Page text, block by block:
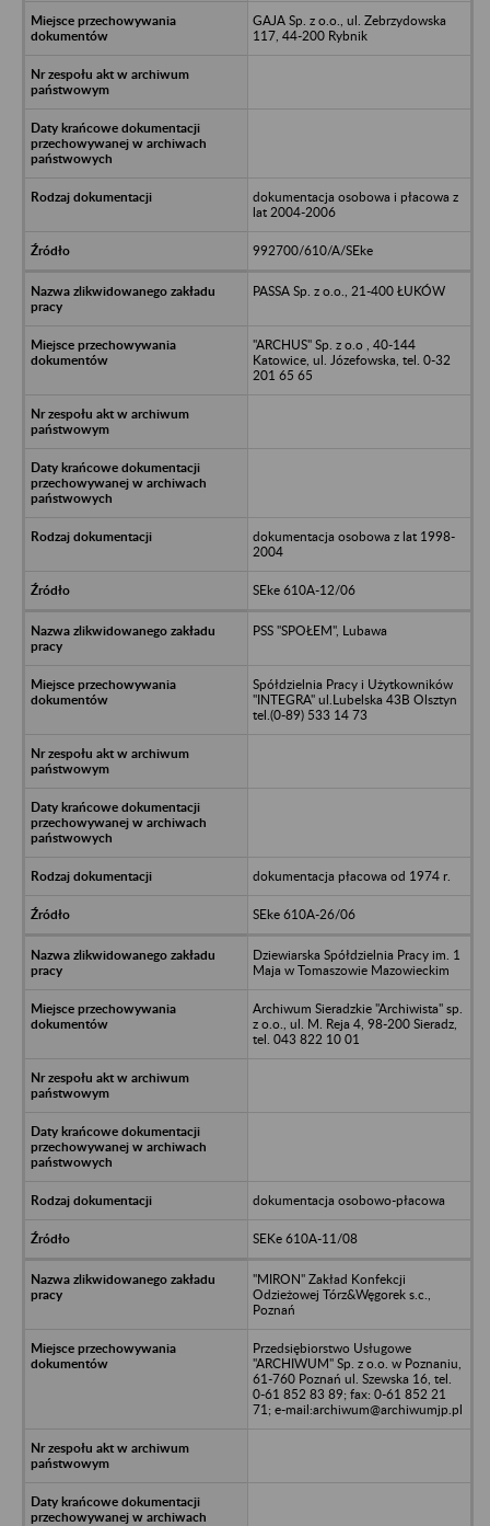
GAJA Sp. z o.o., ul. Zebrzydowska
117, 44-200 Rybnik
dokumentacja osobowa i płacowa z
lat 2004-2006
992700/610/A/SEke
PASSA Sp. z o.o., 21-400 ŁUKÓW
"ARCHUS" Sp. z o.o , 40-144
Katowice, ul. Józefowska, tel. 0-32
201 65 65
dokumentacja osobowa z lat 1998-
2004
SEke 610A-12/06
PSS "SPOŁEM", Lubawa
Spółdzielnia Pracy i Użytkowników
"INTEGRA" ul.Lubelska 43B Olsztyn
tel.(0-89) 533 14 73
dokumentacja płacowa od 1974 r.
SEke 610A-26/06
Dziewiarska Spółdzielnia Pracy im. 1
Maja w Tomaszowie Mazowieckim
Archiwum Sieradzkie "Archiwista" sp.
z o.o., ul. M. Reja 4, 98-200 Sieradz,
tel. 043 822 10 01
dokumentacja osobowo-płacowa
SEKe 610A-11/08
"MIRON" Zakład Konfekcji
Odzieżowej Tórz&Węgorek s.c.,
Poznań
Przedsiębiorstwo Usługowe
"ARCHIWUM" Sp. z o.o. w Poznaniu,
61-760 Poznań ul. Szewska 16, tel.
0-61 852 83 89; fax: 0-61 852 21
71; e-mail:archiwum@archiwumjp.pl